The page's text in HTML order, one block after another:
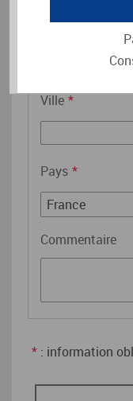
Ville *
Pays *
Commentaire
* : information